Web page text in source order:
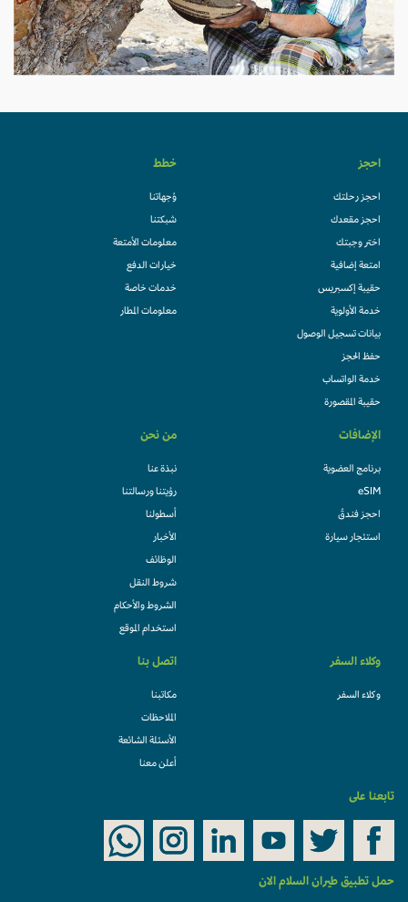
احجز
احجز رحلتك
احجز مقعدك
اختر وجبتك
امتعة إضافية
حقيبة إكسبريس
خدمة الأولوية
بيانات تسجيل الوصول
حفظ الحجز
خدمة الواتساب
حقيبة المقصورة
خطط
وُجهاتنا
شبكتنا
معلومات الأمتعة
خيارات الدفع
خدمات خاصة
معلومات المطار
الإضافات
برنامج العضوية
eSIM
احجز فندقً
استئجار سيارة
من نحن
نبذة عنا
رؤيتنا ورسالتنا
أسطولنا
الأخبار
الوظائف
شروط النقل
الشروط والأحكام
استخدام الموقع
وكلاء السفر
وكلاء السفر
اتصل بنا
مكاتبنا
الملاحظات
الأسئلة الشائعة
أعلن معنا
تابعنا على
حمل تطبيق طيران السلام الان